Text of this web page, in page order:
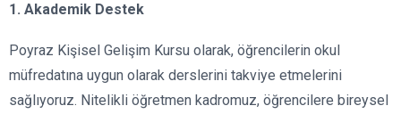
1. Akademik Destek
Poyraz Kişisel Gelişim Kursu olarak, öğrencilerin okul
müfredatına uygun olarak derslerini takviye etmelerini
sağlıyoruz. Nitelikli öğretmen kadromuz, öğrencilere bireysel